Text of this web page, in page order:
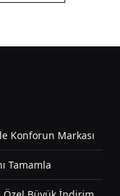
Konforun Markası
Tamamla